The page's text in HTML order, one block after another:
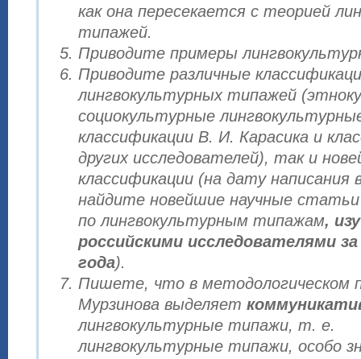
как она пересекается с теорией
типажей.
Приводите примеры
Приводите различные
лингвокультурных типажей
социокультурные
классификации В. И. Карасика и
других исследователей), так и
классификации (на дату
найдите новейшие научные
по лингвокультурным типажам,
российскими исследователями за
года).
Пишете, что в методологическом
Мурзинова выделяет
лингвокультурные типажи, т. е.
лингвокультурные типажи, особо